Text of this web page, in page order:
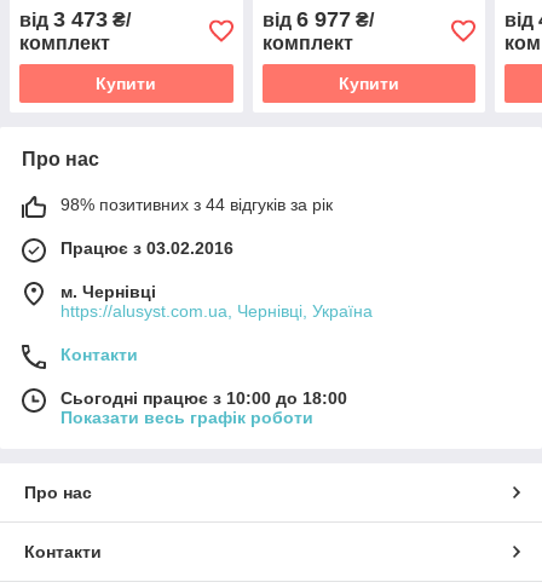
від 3 473 ₴/
комплект
Купити
від 6 977₴/
комплект
Купити
від
Про нас
98% позитивних з 44 відгуків за рік
Працює з 03.02.2016
м. Чернівці
https://alusyst.com.ua, Чернівці, Україна
Контакти
Сьогодні працює з 10:00 до 18:00
Показати весь графік роботи
Про нас
Контакти